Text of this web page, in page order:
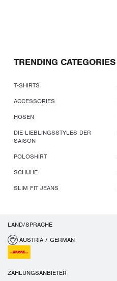
TRENDING CATEGORIES
T-SHIRTS
ACCESSORIES
HOSEN
DIE LIEBLINGSSTYLES DER
SAISON
POLOSHIRT
SCHUHE
SLIM FIT JEANS
LAND/SPRACHE
AUSTRIA / GERMAN
ZAHLUNGSANBIETER